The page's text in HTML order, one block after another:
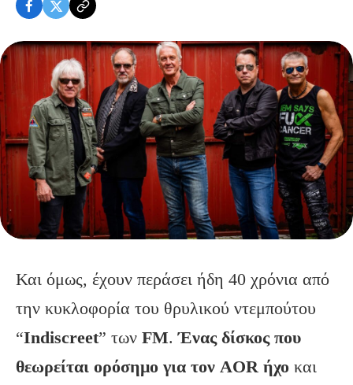
Και όμως, έχουν περάσει ήδη 40 χρόνια από
την κυκλοφορία του θρυλικού ντεμπούτου
“Indiscreet” των FM.Ένας δίσκος που
θεωρείται ορόσημο για τον AOR ήχο και